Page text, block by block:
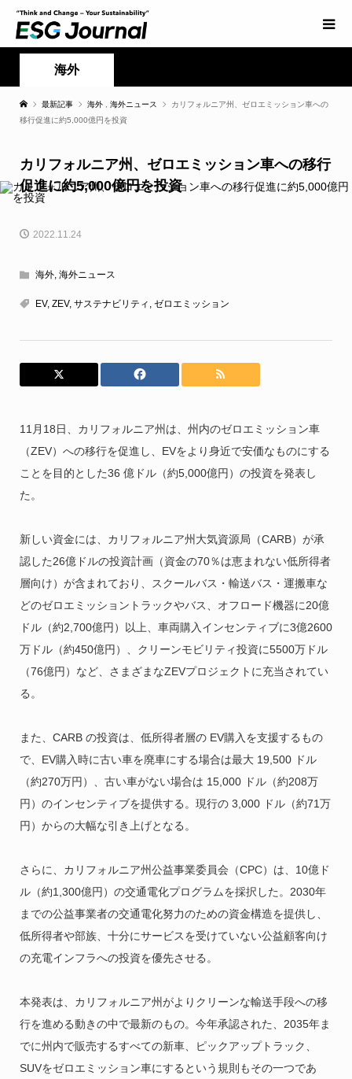
海外
最新記事 海外 海外ニュース
カリフォルニア州、ゼロエミッション車への
移行促進に約5,000億円を投資
カリフォルニア州、ゼロエミッション車への移行
促進に約5,000億円を投資
2022.11.24
海外, 海外ニュース
EV, ZEV, サステナビリティ , ゼロエミッション
11月18日、カリフォルニア州は、州内のゼロエミッション車
（ZEV）への移行を促進し、EVをより身近で安価なものにする
ことを目的とした36 億ドル（約5,000億円）の投資を発表し
た。
新しい資金には、カリフォルニア州大気資源局（CARB）が承
認した26億ドルの投資計画（資金の70％は恵まれない低所得者
層向け）が含まれており、スクールバス・輸送バス・運搬車な
どのゼロエミッショントラックやバス、オフロード機器に20億
ドル（約2,700億円）以上、車両購入インセンティブに3億2600
万ドル（約450億円）、クリーンモビリティ投資に5500万ドル
（76億円）など、さまざまなZEVプロジェクトに充当されてい
る。
また、CARB の投資は、低所得者層の EV購入を支援するもの
で、EV購入時に古い車を廃車にする場合は最大 19,500 ドル
（約270万円）、古い車がない場合は 15,000 ドル（約208万
円）のインセンティブを提供する。現行の 3,000 ドル（約71万
円）からの大幅な引き上げとなる。
さらに、カリフォルニア州公益事業委員会（CPC）は、10億ド
ル（約1,300億円）の交通電化プログラムを採択した。2030年
までの公益事業者の交通電化努力のための資金構造を提供し、
低所得者や部族、十分にサービスを受けていない公益顧客向け
の充電インフラへの投資を優先させる。
本発表は、カリフォルニア州がよりクリーンな輸送手段への移
行を進める動きの中で最新のもの。今年承認された、2035年ま
でに州内で販売するすべての新車、ピックアップトラック、
SUVをゼロエミッション車にするという規則もその一つであ